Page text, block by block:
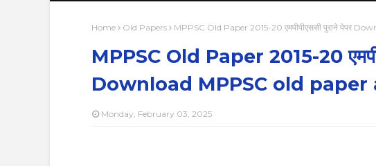
Home Old Papers MPPSC Old Paper 2015-20 एमपीपीएससी पुराने पेपर
MPPSC Old Paper 2015-20
Download MPPSC old
Monday, February 03, 2025